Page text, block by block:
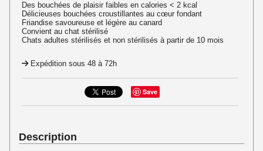
Des bouchées de plaisir faibles en calories < 2 kcal
Délicieuses bouchées croustillantes au cœur fondant
Friandise savoureuse et légère au canard
Convient au chat stérilisé
Chats adultes stérilisés et non stérilisés à partir de 10 mois
Expédition sous 48 à 72h
Save
Description